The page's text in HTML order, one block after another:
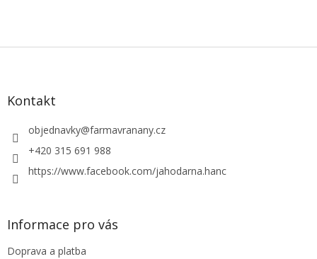
Z
Kontakt
objednavky@farmavranany.cz
+420 315 691 988
https://www.facebook.com/jahodarna.hanc
Informace pro vás
Doprava a platba